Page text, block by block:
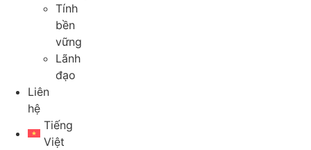
Tính
bền
vững
Lãnh
đạo
Liên
hệ
Tiếng
Việt